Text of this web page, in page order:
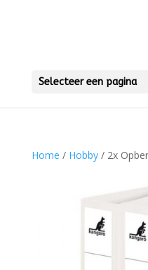
Selecteer een pagina
Home / Hobby/ 2x